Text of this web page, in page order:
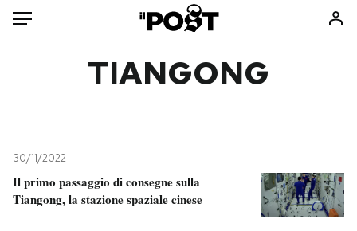
Mondo
Politica
Tecnologia
Consumismi
Storie/Idee
TIANGONG
30/11/2022
Il primo passaggio di consegne sulla
Tiangong, la stazione spaziale cinese